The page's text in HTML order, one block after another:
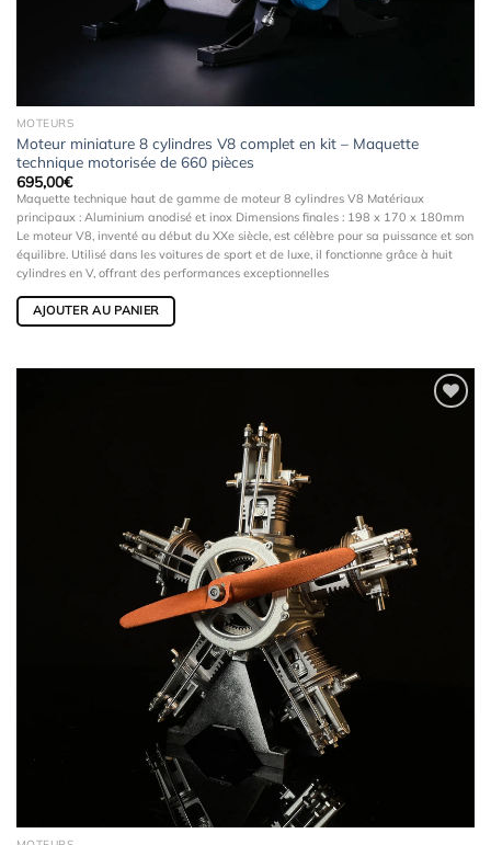
MOTEURS
Moteur miniature 8 cylindres V8 complet en kit – Maquette
technique motorisée de 660 pièces
695,00€
Maquette technique haut de gamme de moteur 8 cylindres V8 Matériaux
principaux : Aluminium anodisé et inox Dimensions finales : 198 x 170 x 180mm
Le moteur V8, inventé au début du XXe siècle, est célèbre pour sa puissance et son
équilibre. Utilisé dans les voitures de sport et de luxe, il fonctionne grâce à huit
cylindres en V, offrant des performances exceptionnelles
AJOUTER AU PANIER